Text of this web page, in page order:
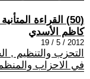
(50) القراءة المتأنية لرسالة رزكار عقراوي الأخيرة
كاظم الأسدي
2012 / 5 / 19
التحزب والتنظيم ,
في الاحزاب